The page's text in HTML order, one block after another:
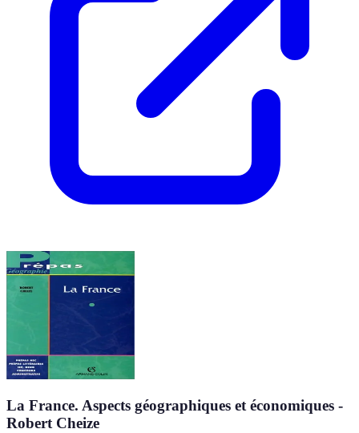
La France. Aspects géographiques et économiques -
Robert Cheize